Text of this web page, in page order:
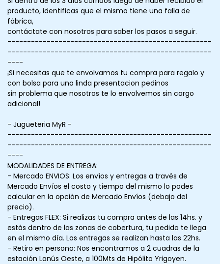
producto, identificas que el mismo tiene una falla de
fábrica,
contáctate con nosotros para saber los pasos a seguir.
----------------------------------------------------
----------------------------------------------------
----
¡Si necesitas que te envolvamos tu compra para regalo y
con bolsa para una linda presentacion pedinos
sin problema que nosotros te lo envolvemos sin cargo
adicional!
- Jugueteria MyR -
----------------------------------------------------
----------------------------------------------------
----
MODALIDADES DE ENTREGA:
- Mercado ENVIOS: Los envíos y entregas a través de
Mercado Envíos el costo y tiempo del mismo lo podes
calcular en la opción de Mercado Envíos (debajo del
precio).
- Entregas FLEX: Si realizas tu compra antes de las 14hs. y
estás dentro de las zonas de cobertura, tu pedido te llega
en el mismo día. Las entregas se realizan hasta las 22hs.
- Retiro en persona: Nos encontramos a 2 cuadras de la
estación Lanús Oeste, a 100Mts de Hipólito Yrigoyen.